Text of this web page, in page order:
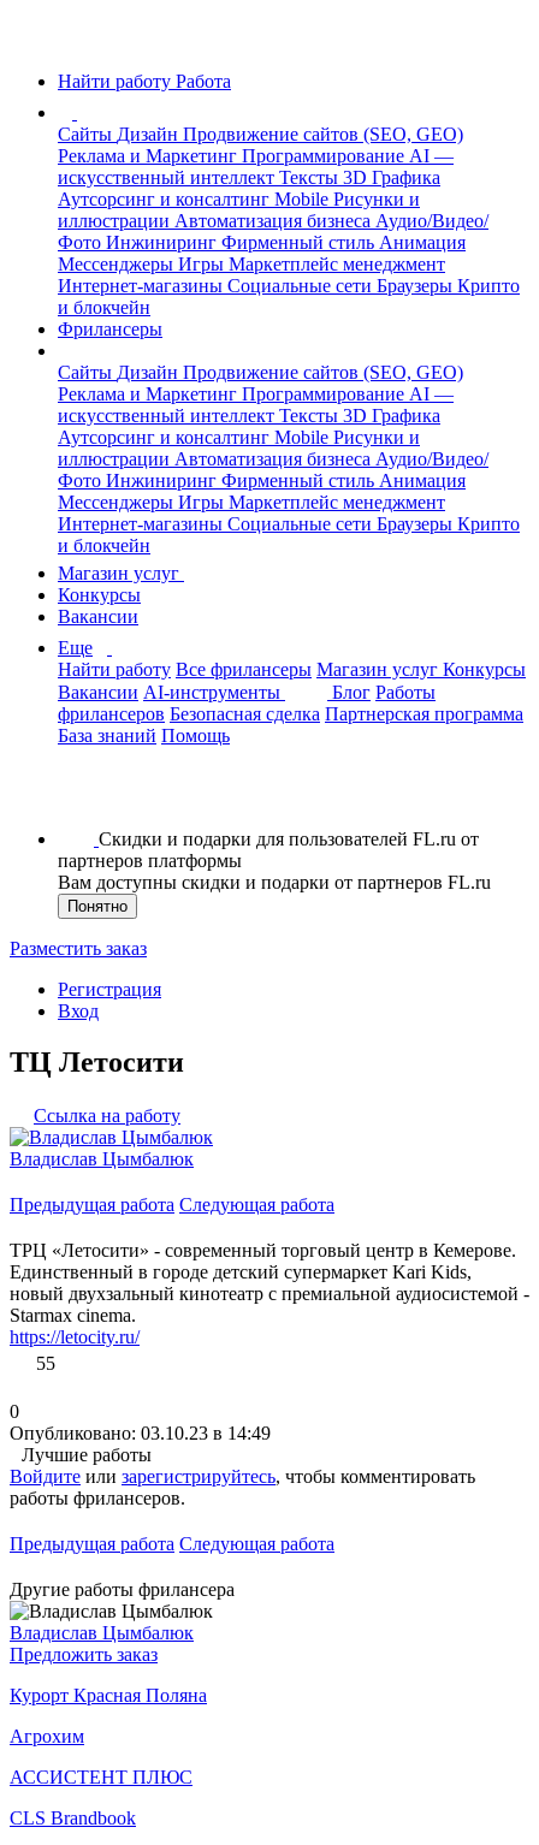
Найти работу Работа
Сайты Дизайн Продвижение сайтов (SEO, GEO)
Реклама и Маркетинг Программирование AI —
искусственный интеллект Тексты 3D Графика
Аутсорсинг и консалтинг Mobile Рисунки и
иллюстрации Автоматизация бизнеса Аудио/Видео/
Фото Инжиниринг Фирменный стиль Анимация
Мессенджеры Игры Маркетплейс менеджмент
Интернет-магазины Социальные сети Браузеры Крипто
и блокчейн
Фрилансеры
Сайты Дизайн Продвижение сайтов (SEO, GEO)
Реклама и Маркетинг Программирование AI —
искусственный интеллект Тексты 3D Графика
Аутсорсинг и консалтинг Mobile Рисунки и
иллюстрации Автоматизация бизнеса Аудио/Видео/
Фото Инжиниринг Фирменный стиль Анимация
Мессенджеры Игры Маркетплейс менеджмент
Интернет-магазины Социальные сети Браузеры Крипто
и блокчейн
Магазин услуг
Конкурсы
Вакансии
Еще
Найти работу Все фрилансеры Магазин услуг Конкурсы
Вакансии AI-инструменты Блог Работы
фрилансеров Безопасная сделка Партнерская программа
База знаний Помощь
Скидки и подарки для пользователей FL.ru от
партнеров платформы
Вам доступны скидки и подарки от партнеров FL.ru
Понятно
Разместить заказ
Регистрация
Вход
ТЦ Летосити
Ссылка на работу
Владислав Цымбалюк
Предыдущая работа Следующая работа
ТРЦ «Летосити» - современный торговый центр в Кемерове.
Единственный в городе детский супермаркет Kari Kids,
новый двухзальный кинотеатр с премиальной аудиосистемой -
Starmax cinema.
https://letocity.ru/
55
0
Опубликовано: 03.10.23 в 14:49
Лучшие работы
Войдите или зарегистрируйтесь, чтобы комментировать
работы фрилансеров.
Предыдущая работа Следующая работа
Другие работы фрилансера
Владислав Цымбалюк
Предложить заказ
Курорт Красная Поляна
Агрохим
АССИСТЕНТ ПЛЮС
CLS Brandbook